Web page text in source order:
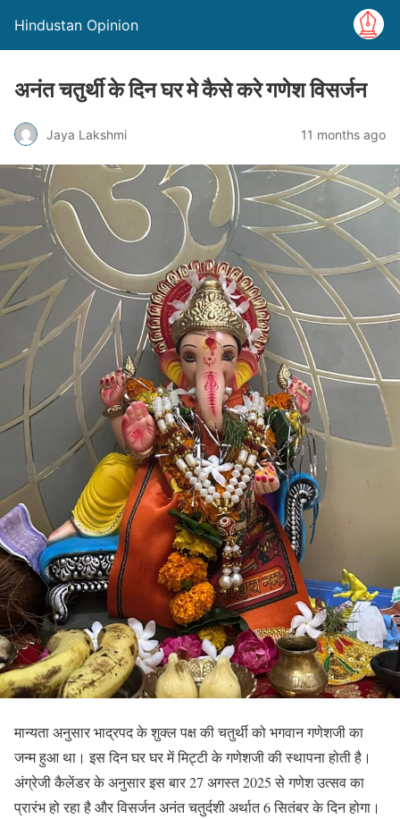
Hindustan Opinion
अनंत चतुर्थी के दिन घर मे कैसे करे गणेश विसर्जन
Jaya Lakshmi 11 months ago
मान्यता अनुसार भाद्रपद के शुक्ल पक्ष की चतुर्थी को भगवान गणेशजी का
जन्म हुआ था। इस दिन घर घर में मिट्टी के गणेशजी की स्थापना होती है।
अंग्रेजी कैलेंडर के अनुसार इस बार 27 अगस्त 2025 से गणेश उत्सव का
प्रारंभ हो रहा है और विसर्जन अनंत चतुर्दशी अर्थात 6 सितंबर के दिन होगा।